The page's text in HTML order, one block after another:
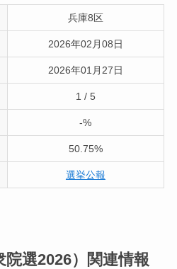
兵庫8区
2026年02月08日
2026年01月27日
1 / 5
-%
50.75%
選挙公報
選2026） 関連情報